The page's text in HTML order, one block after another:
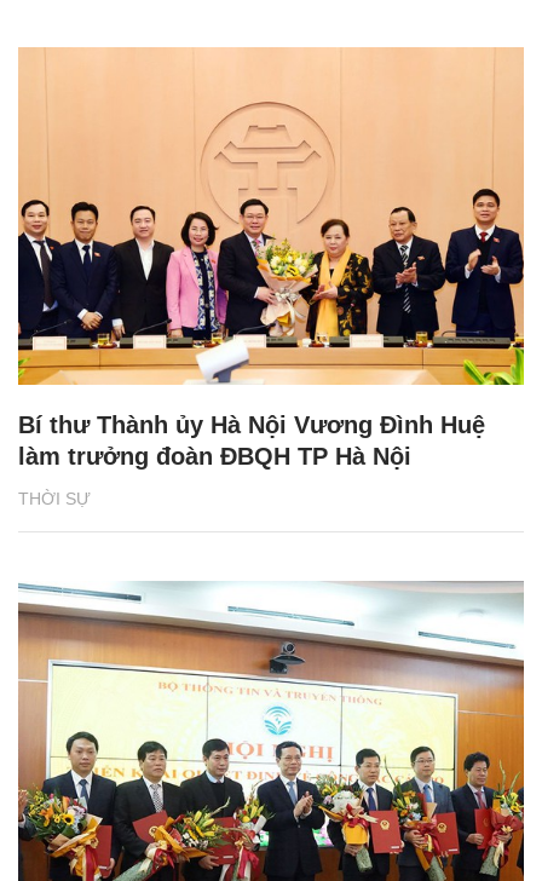
THỜI SỰ
Bí thư Thành ủy Hà Nội Vương Đình Huệ
làm trưởng đoàn ĐBQH TP Hà Nội